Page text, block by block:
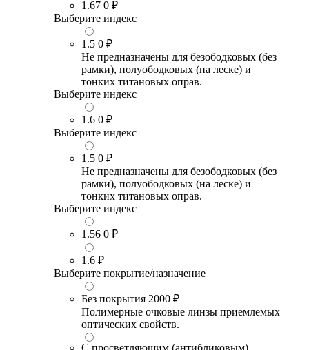
1.67 0 ₽
Выберите индекс
1.5 0 ₽
Не предназначены для безободковых (без
рамки), полуободковых (на леске) и
тонких титановых оправ.
Выберите индекс
1.6 0 ₽
Выберите индекс
1.5 0 ₽
Не предназначены для безободковых (без
рамки), полуободковых (на леске) и
тонких титановых оправ.
Выберите индекс
1.56 0 ₽
1.6 ₽
Выберите покрытие/назначение
Без покрытия 2000 ₽
Полимерные очковые линзы приемлемых
оптических свойств.
С просветляющим (антибликовым)